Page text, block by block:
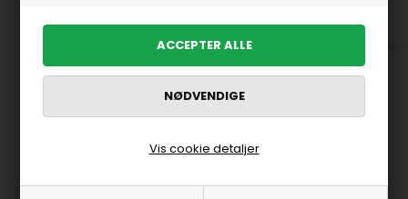
Vis cookie detaljer
Chokolade Kaffe, Te & Sirup
FILTRER PRODUKTER